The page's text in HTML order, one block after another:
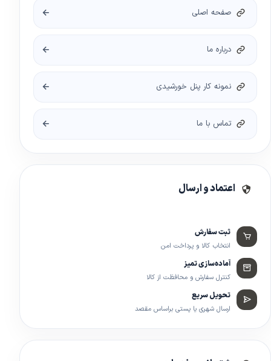
صفحه اصلی
درباره ما
نمونه کار پنل خورشیدی
تماس با ما
اعتماد و ارسال
ثبت سفارش
انتخاب کالا و پرداخت امن
آماده‌سازی تمیز
کنترل سفارش و محافظت از کالا
تحویل سریع
ارسال شهری یا پستی براساس مقصد